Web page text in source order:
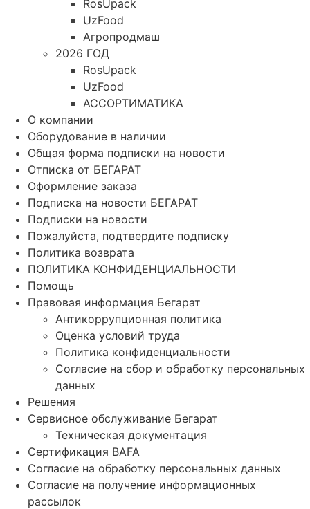
RosUpack
UzFood
Агропродмаш
2026 ГОД
RosUpack
UzFood
АССОРТИМАТИКА
О компании
Оборудование в наличии
Общая форма подписки на новости
Отписка от БЕГАРАТ
Оформление заказа
Подписка на новости БЕГАРАТ
Подписки на новости
Пожалуйста, подтвердите подписку
Политика возврата
ПОЛИТИКА КОНФИДЕНЦИАЛЬНОСТИ
Помощь
Правовая информация Бегарат
Антикоррупционная политика
Оценка условий труда
Политика конфиденциальности
Согласие на сбор и обработку персональных
данных
Решения
Сервисное обслуживание Бегарат
Техническая документация
Сертификация BAFA
Согласие на обработку персональных данных
Согласие на получение информационных
рассылок